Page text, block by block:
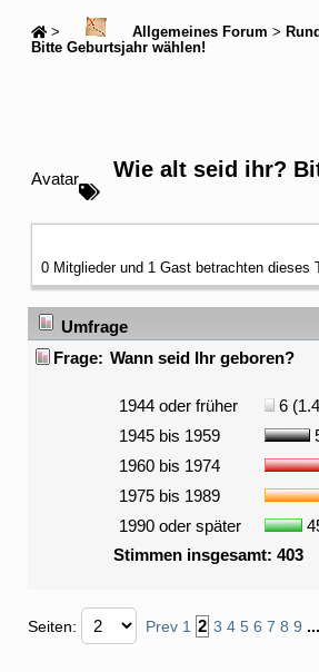
> Allgemeines Forum >
Bitte Geburtsjahr wählen!
Avatar Wie alt seid ihr?
0 Mitglieder und 1 Gast betrachten dieses
Umfrage
Frage: Wann seid Ihr geboren?
1944 oder früher
6
1945 bis 1959
1960 bis 1974
1975 bis 1989
1990 oder später
Stimmen insgesamt: 403
Seiten: Prev 1 2 3 4 5 6 7 8 9 ...